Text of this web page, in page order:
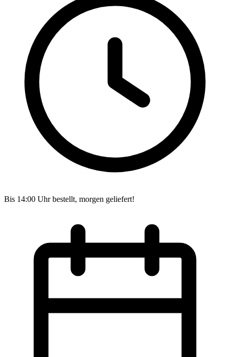
Bis 14:00 Uhr bestellt, morgen geliefert!